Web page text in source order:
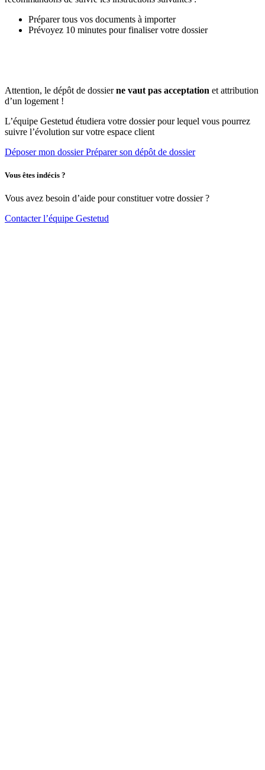
Préparer tous vos documents à importer
Prévoyez 10 minutes pour finaliser votre dossier
Attention, le dépôt de dossierne vaut pas acceptation et attribution
d’un logement !
L’équipe Gestetud étudiera votre dossier pour lequel vous pourrez
suivre l’évolution sur votre espace client
Déposer mon dossierPréparer son dépôt de dossier
Vous êtes indécis ?
Vous avez besoin d’aide pour constituer votre dossier ?
Contacter l’équipe Gestetud